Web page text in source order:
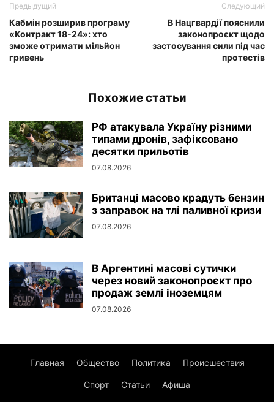
Предыдущий
Кабмін розширив програму
«Контракт 18-24»: хто
зможе отримати мільйон
гривень
Следующий
В Нацгвардії пояснили
законопроєкт щодо
застосування сили під час
протестів
Похожие статьи
РФ атакувала Україну різними
типами дронів, зафіксовано
десятки прильотів
07.08.2026
Британці масово крадуть бензин
з заправок на тлі паливної кризи
07.08.2026
В Аргентині масові сутички
через новий законопроєкт про
продаж землі іноземцям
07.08.2026
Главная Общество Политика Происшествия
Спорт Статьи Афиша